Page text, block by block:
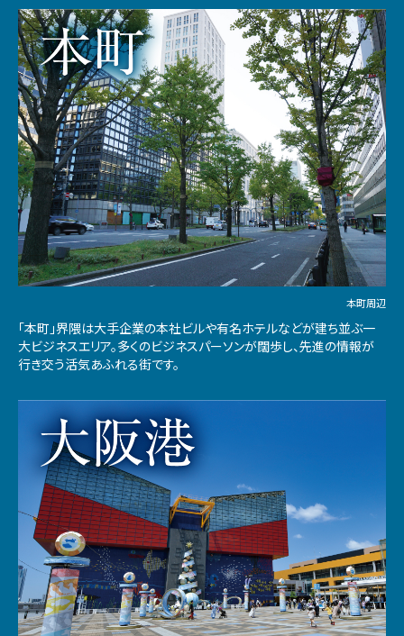
本町周辺
「本町」界隈は大手企業の本社ビルや有名ホテルなどが建ち並ぶ一
大ビジネスエリア。多くのビジネスパーソンが闊歩し、先進の情報が
行き交う活気あふれる街です。